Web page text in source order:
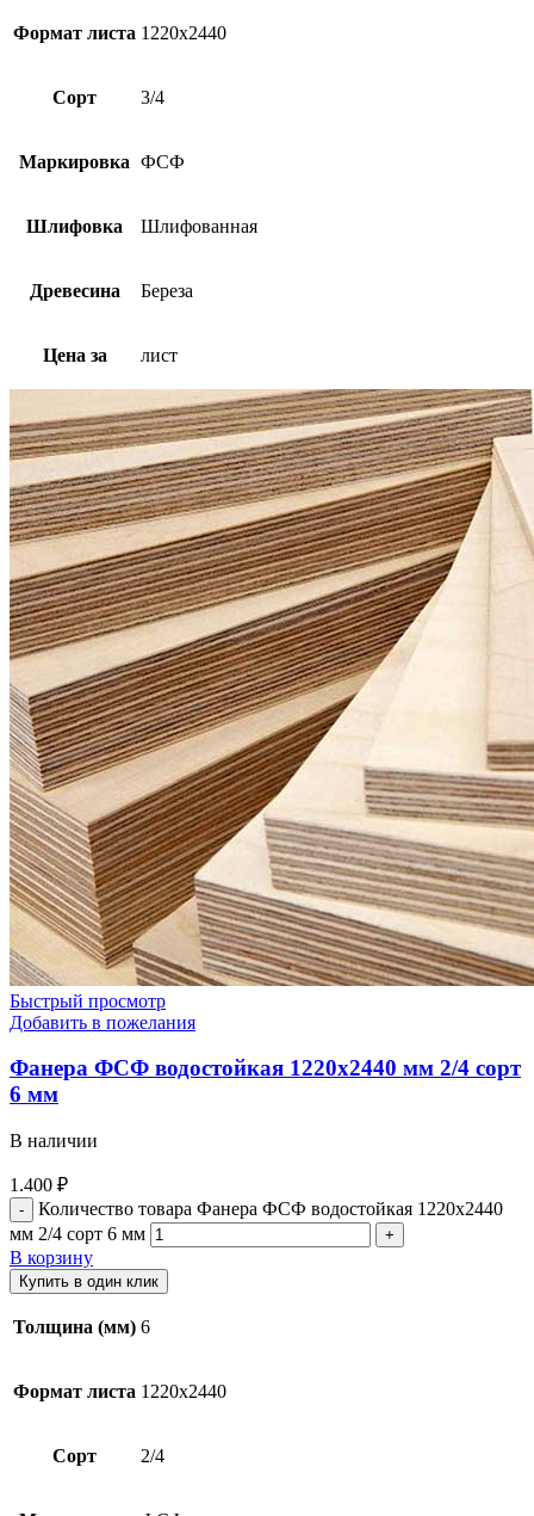
Формат листа 1220х2440
Сорт 3/4
Маркировка ФСФ
Шлифовка Шлифованная
Древесина Береза
Цена за лист
Быстрый просмотр
Добавить в пожелания
Фанера ФСФ водостойкая 1220х2440 мм 2/4 сорт
6 мм
В наличии
1.400 ₽
Количество товара Фанера ФСФ водостойкая 1220х2440
мм 2/4 сорт 6 мм
В корзину
Купить в один клик
Толщина (мм) 6
Формат листа 1220х2440
Сорт 2/4